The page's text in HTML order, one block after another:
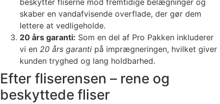
beskytter fliserne mod fremtidige belægninger og
skaber en vandafvisende overflade, der gør dem
lettere at vedligeholde.
20 års garanti: Som en del af Pro Pakken inkluderer
vi en 20 års garanti på imprægneringen, hvilket giver
kunden tryghed og lang holdbarhed.
Efter fliserensen – rene og
beskyttede fliser